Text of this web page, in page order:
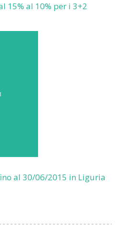
15% al 10% per i 3+2
al 30/06/2015 in Liguria